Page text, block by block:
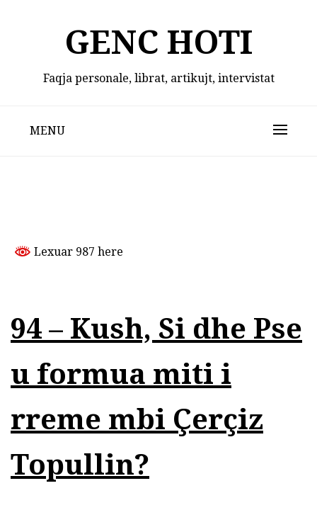
GENC HOTI
Faqja personale, librat, artikujt, intervistat
MENU
Lexuar 987 here
94 – Kush, Si dhe Pse
u formua miti i
rreme mbi Çerçiz
Topullin?